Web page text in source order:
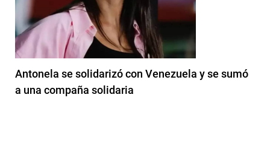
Antonela se solidarizó con Venezuela y se sumó
a una compaña solidaria